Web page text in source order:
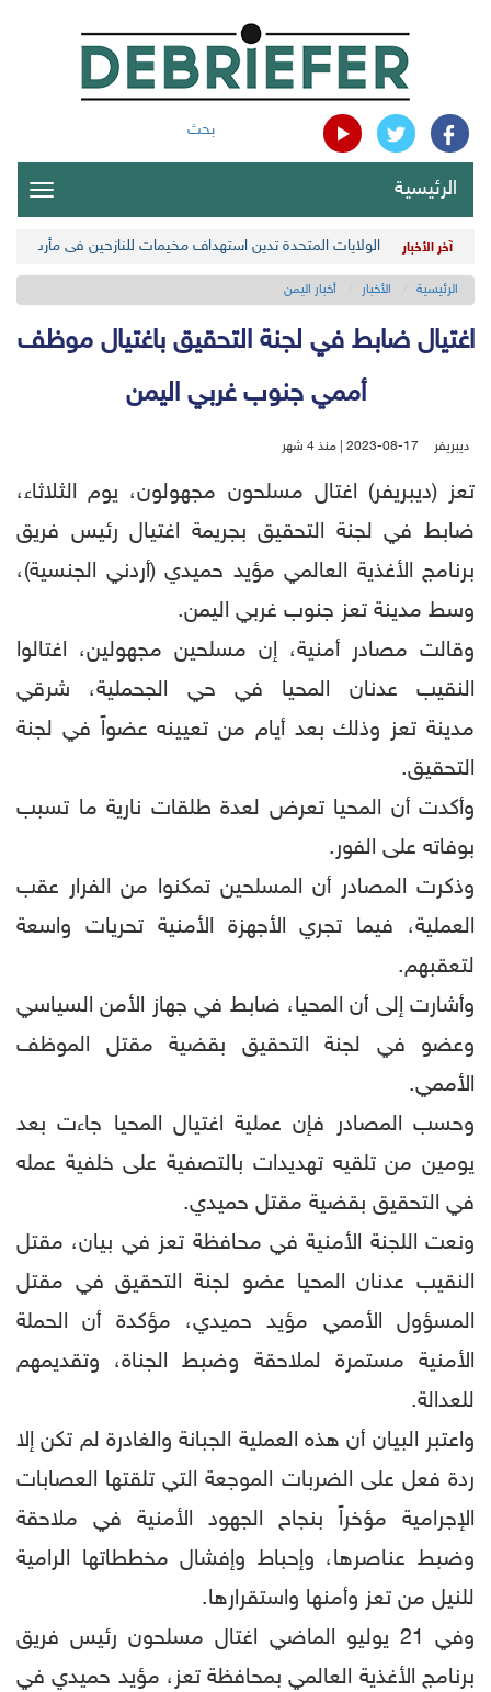
بحث
الرئيسية
آخر الأخبار الولايات المتحدة تدين استهداف مخيمات للنازحين في مأرب
الرئيسية الأخبار أخبار اليمن
اغتيال ضابط في لجنة التحقيق باغتيال موظف
أممي جنوب غربي اليمن
ديبريفر 2023-08-17 | منذ 4 شهر
تعز (ديبريفر) اغتال مسلحون مجهولون، يوم الثلاثاء،
ضابط في لجنة التحقيق بجريمة اغتيال رئيس فريق
برنامج الأغذية العالمي مؤيد حميدي (أردني الجنسية)،
وسط مدينة تعز جنوب غربي اليمن.
وقالت مصادر أمنية، إن مسلحين مجهولين، اغتالوا
النقيب عدنان المحيا في حي الجحملية، شرقي
مدينة تعز وذلك بعد أيام من تعيينه عضواً في لجنة
التحقيق.
وأكدت أن المحيا تعرض لعدة طلقات نارية ما تسبب
بوفاته على الفور.
وذكرت المصادر أن المسلحين تمكنوا من الفرار عقب
العملية، فيما تجري الأجهزة الأمنية تحريات واسعة
لتعقبهم.
وأشارت إلى أن المحيا، ضابط في جهاز الأمن السياسي
وعضو في لجنة التحقيق بقضية مقتل الموظف
الأممي.
وحسب المصادر فإن عملية اغتيال المحيا جاءت بعد
يومين من تلقيه تهديدات بالتصفية على خلفية عمله
في التحقيق بقضية مقتل حميدي.
ونعت اللجنة الأمنية في محافظة تعز في بيان، مقتل
النقيب عدنان المحيا عضو لجنة التحقيق في مقتل
المسؤول الأممي مؤيد حميدي، مؤكدة أن الحملة
الأمنية مستمرة لملاحقة وضبط الجناة، وتقديمهم
للعدالة.
واعتبر البيان أن هذه العملية الجبانة والغادرة لم تكن إلا
ردة فعل على الضربات الموجعة التي تلقتها العصابات
الإجرامية مؤخراً بنجاح الجهود الأمنية في ملاحقة
وضبط عناصرها، وإحباط وإفشال مخططاتها الرامية
للنيل من تعز وأمنها واستقرارها.
وفي 21 يوليو الماضي اغتال مسلحون رئيس فريق
برنامج الأغذية العالمي بمحافظة تعز، مؤيد حميدي في